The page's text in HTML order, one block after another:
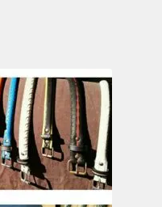
Les
options
peuvent
être
choisies